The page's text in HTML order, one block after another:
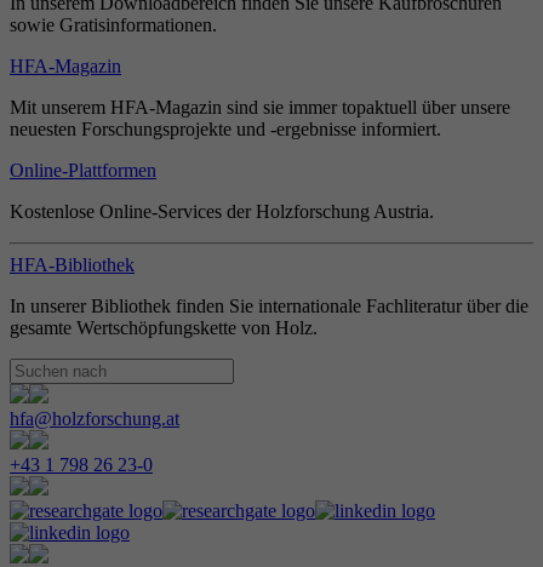
sowie Gratisinformationen.
HFA-Magazin
Mit unserem HFA-Magazin sind sie immer topaktuell über unsere
neuesten Forschungsprojekte und -ergebnisse informiert.
Online-Plattformen
Kostenlose Online-Services der Holzforschung Austria.
HFA-Bibliothek
In unserer Bibliothek finden Sie internationale Fachliteratur über die
gesamte Wertschöpfungskette von Holz.
hfa@holzforschung.at
+43 1 798 26 23-0